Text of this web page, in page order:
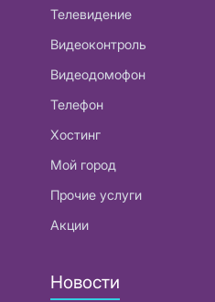
Телевидение
Видеоконтроль
Видеодомофон
Телефон
Хостинг
Мой город
Прочие услуги
Акции
Новости